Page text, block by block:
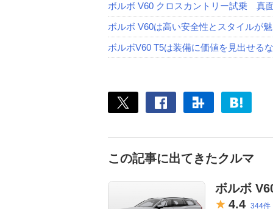
ボルボ V60 クロスカントリー試乗 真
ボルボ V60は高い安全性とスタイルが
ボルボV60 T5は装備に価値を見出せる
この記事に出てきたクルマ
ボルボ
4.4 344件